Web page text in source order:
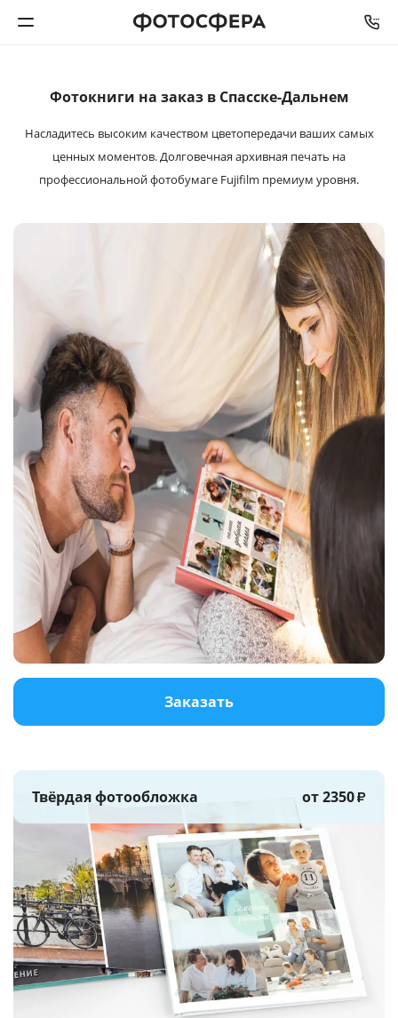
Печать фото
Фотокниги
Календари
Багетная мастерская
Полиграфия
Услуги и сервис
Магазин
Фотокниги на заказ в Спасске-Дальнем
Насладитесь высоким качеством цветопередачи ваших самых
ценных моментов. Долговечная архивная печать на
профессиональной фотобумаге Fujifilm премиум уровня.
Заказать
СРОК ИЗГОТОВЛЕНИЯ ОТ2ДО5 РАБОЧИХ ДНЕЙ
Твёрдая фотообложка от 2350₽